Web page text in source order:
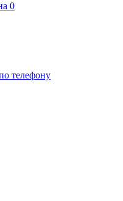
0
телефону